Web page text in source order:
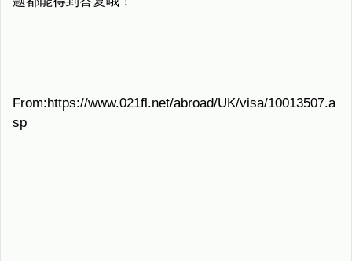
From:https://www.021fl.net/abroad/UK/visa/10013507.a
sp